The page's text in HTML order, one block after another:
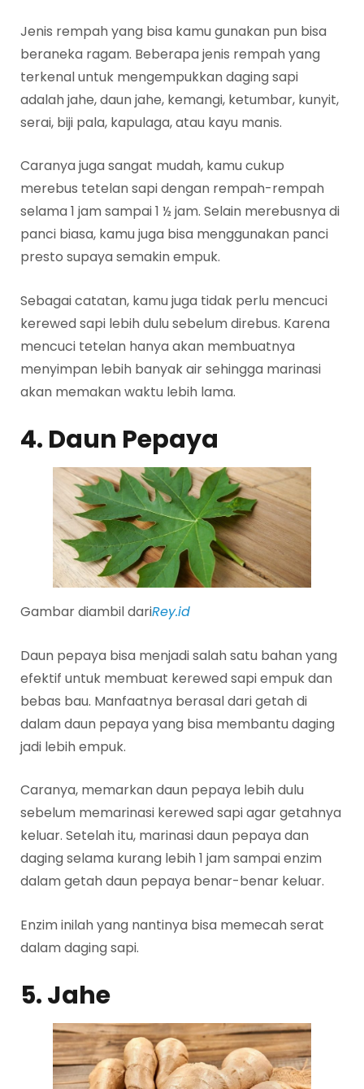
Jenis rempah yang bisa kamu gunakan pun bisa
beraneka ragam. Beberapa jenis rempah yang
terkenal untuk mengempukkan daging sapi
adalah jahe, daun jahe, kemangi, ketumbar, kunyit,
serai, biji pala, kapulaga, atau kayu manis.
Caranya juga sangat mudah, kamu cukup
merebus tetelan sapi dengan rempah-rempah
selama 1 jam sampai 1 ½ jam. Selain merebusnya di
panci biasa, kamu juga bisa menggunakan panci
presto supaya semakin empuk.
Sebagai catatan, kamu juga tidak perlu mencuci
kerewed sapi lebih dulu sebelum direbus. Karena
mencuci tetelan hanya akan membuatnya
menyimpan lebih banyak air sehingga marinasi
akan memakan waktu lebih lama.
4. Daun Pepaya
Gambar diambil dariRey.id
Daun pepaya bisa menjadi salah satu bahan yang
efektif untuk membuat kerewed sapi empuk dan
bebas bau. Manfaatnya berasal dari getah di
dalam daun pepaya yang bisa membantu daging
jadi lebih empuk.
Caranya, memarkan daun pepaya lebih dulu
sebelum memarinasi kerewed sapi agar getahnya
keluar. Setelah itu, marinasi daun pepaya dan
daging selama kurang lebih 1 jam sampai enzim
dalam getah daun pepaya benar-benar keluar.
Enzim inilah yang nantinya bisa memecah serat
dalam daging sapi.
5. Jahe